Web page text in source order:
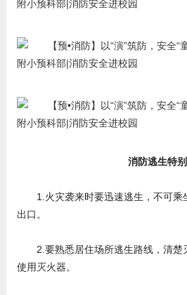
消防逃生特
1.火灾袭来时要迅速逃生，不可
出口。
2.要熟悉居住场所逃生路线，清楚
使用灭火器。